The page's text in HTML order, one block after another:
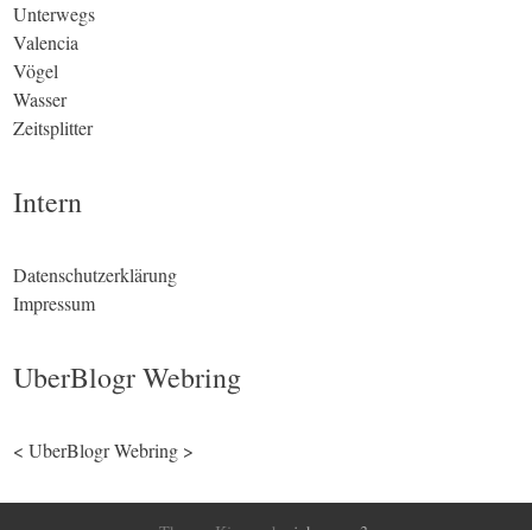
Unterwegs
Valencia
Vögel
Wasser
Zeitsplitter
Intern
Datenschutzerklärung
Impressum
UberBlogr Webring
< UberBlogr Webring >